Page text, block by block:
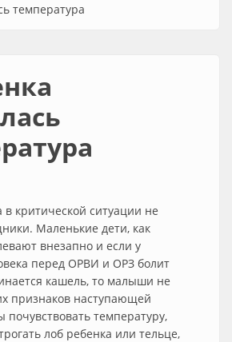
температура
в критической ситуации не
Маленькие дети, как
внезапно и если у
перед ОРВИ и ОРЗ болит
кашель, то малыши не
признаков наступающей
почувствовать температуру,
лоб ребенка или тельце,